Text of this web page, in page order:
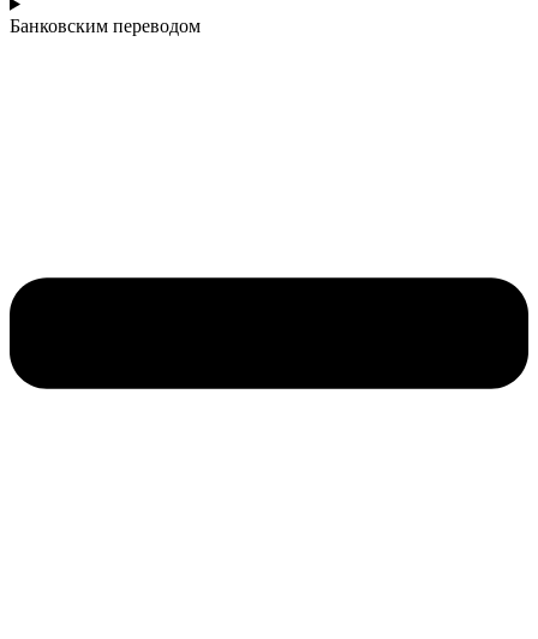
Банковским переводом